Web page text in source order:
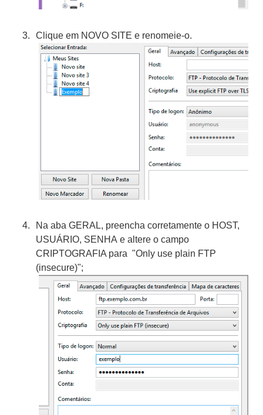
Clique em NOVO SITE e renomeie-o.
Na aba GERAL, preencha corretamente o HOST,
USUÁRIO, SENHA e altere o campo
CRIPTOGRAFIA para "Only use plain FTP
(insecure)";